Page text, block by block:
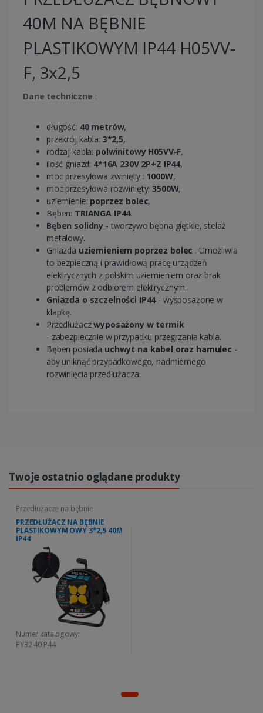
40M NA BĘBNIE
PLASTIKOWYM IP44 H05VV-
F, 3x2,5
Dane techniczne :
długość: 40 metrów,
przekrój kabla: 3*2,5,
rodzaj kabla: polwinitowy H05VV-F,
ilość gniazd: 4*16A 230V 2P+Z IP44,
moc przesyłowa zwinięty : 1000W,
moc przesyłowa rozwinięty:3500W,
uziemienie: poprzez bolec,
Bęben: TRIANGA IP44.
Bęben solidny - tworzywo bębna giętkie, stelaż
metalowy.
Gniazda uziemieniem poprzez bolec . Umożliwia
to bezpieczną i prawidłową pracę urządzeń
elektrycznych z polskim uziemieniem oraz brak
problemów z odbiorem elektrycznym.
Gniazda o szczelności IP44 - wysposażone w
klapkę.
Przedłużaczwyposażony w termik
- zabezpiecznie w przypadku przegrzania kabla.
Bęben posiada uchwyt na kabel oraz hamulec -
aby uniknąć przypadkowego, nadmiernego
rozwinięcia przedłużacza.
Twoje ostatnio oglądane produkty
Przedłużacze na bębnie
PRZEDŁUŻACZ NA BĘBNIE
PLASTIKOWYM OWY 3*2,5 40M
IP44
Numer katalogowy:
PY32 40 P44